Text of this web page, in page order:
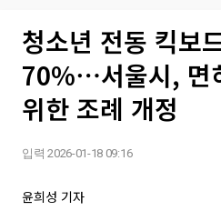
청소년 전동 킥보
70%⋯서울시, 면
위한 조례 개정
입력 2026-01-18 09:16
윤희성 기자